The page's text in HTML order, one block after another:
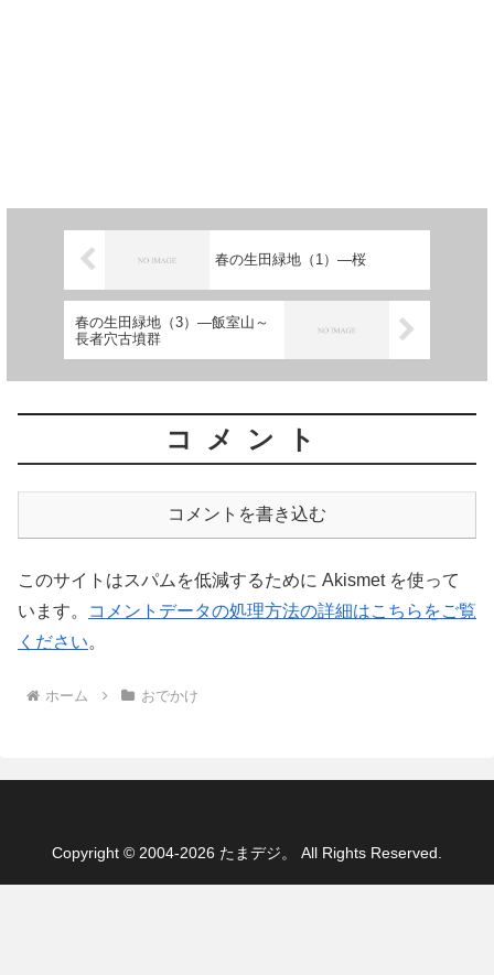
春の生田緑地（1）―桜
春の生田緑地（3）―飯室山～
長者穴古墳群
コメント
コメントを書き込む
このサイトはスパムを低減するために Akismet を使って
います。
コメントデータの処理方法の詳細はこちらをご覧
ください。
ホーム おでかけ
Copyright © 2004-2026 たまデジ。 All Rights Reserved.